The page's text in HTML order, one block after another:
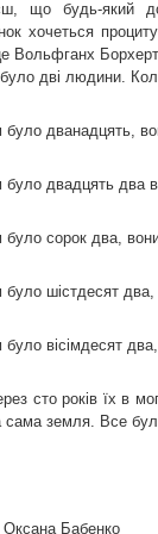
що будь-який
хочеться
Вольфганх Борхерт
дві людини.
було дванадцять,
було двадцять два
було сорок два,
було шістдесят
було вісімдесят
сто років їх в
сама земля. Все
Бабенко